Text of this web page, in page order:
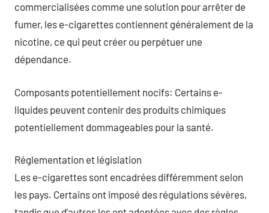
commercialisées comme une solution pour arrêter de
fumer, les e-cigarettes contiennent généralement de la
nicotine, ce qui peut créer ou perpétuer une
dépendance.
Composants potentiellement nocifs: Certains e-
liquides peuvent contenir des produits chimiques
potentiellement dommageables pour la santé.
Réglementation et législation
Les e-cigarettes sont encadrées différemment selon
les pays. Certains ont imposé des régulations sévères,